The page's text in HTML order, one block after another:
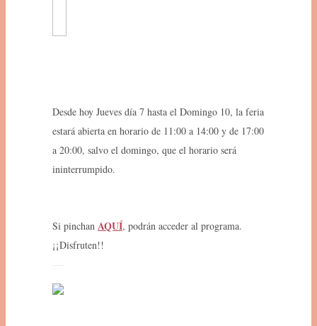
Desde hoy Jueves día 7 hasta el Domingo 10, la feria
estará abierta en horario de 11:00 a 14:00 y de 17:00
a 20:00, salvo el domingo, que el horario será
ininterrumpido.
Si pinchan AQUÍ, podrán acceder al programa.
¡¡Disfruten!!